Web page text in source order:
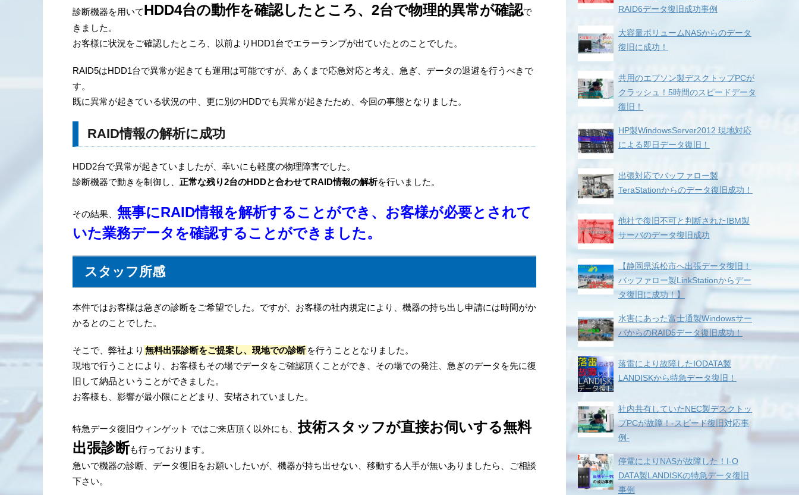
診断機器を用いてHDD4台の動作を確認したところ、2台で物理的異常が確認で
きました。
お客様に状況をご確認したところ、以前よりHDD1台でエラーランプが出ていたとのことでした。
RAID5はHDD1台で異常が起きても運用は可能ですが、あくまで応急対応と考え、急ぎ、データの退避を行うべきで
す。
既に異常が起きている状況の中、更に別のHDDでも異常が起きたため、今回の事態となりました。
RAID情報の解析に成功
HDD2台で異常が起きていましたが、幸いにも軽度の物理障害でした。
診断機器で動きを制御し、 正常な残り2台のHDDと合わせてRAID情報の解析を行いました。
その結果、 無事にRAID情報を解析することができ、お客様が必要とされて
いた業務データを確認することができました。
スタッフ所感
本件ではお客様は急ぎの診断をご希望でした。ですが、お客様の社内規定により、機器の持ち出し申請には時間がか
かるとのことでした。
そこで、弊社より 無料出張診断をご提案し、現地での診断 を行うこととなりました。
現地で行うことにより、お客様もその場でデータをご確認頂くことができ、その場での発注、急ぎのデータを先に復
旧して納品ということができました。
お客様も、影響が最小限にとどまり、安堵されていました。
特急データ復旧ウィンゲット ではご来店頂く以外にも、技術スタッフが直接お伺いする無料
出張診断も行っております。
急いで機器の診断、データ復旧をお願いしたいが、機器が持ち出せない、移動する人手が無いありましたら、ご相談
下さい。
RAID6データ復旧成功事例
大容量ボリュームNASからのデータ
復旧に成功！
共用のエプソン製デスクトップPCが
クラッシュ！5時間のスピードデータ
復旧！
HP製WindowsServer2012 現地対応
による即日データ復旧！
出張対応でバッファロー製
TeraStationからのデータ復旧成功！
他社で復旧不可と判断されたIBM製
サーバのデータ復旧成功
【静岡県浜松市へ出張データ復旧！
バッファロー製LinkStationからデー
タ復旧に成功！】
水害にあった富士通製Windowsサー
バからのRAID5データ復旧成功！
落雷により故障したIODATA製
LANDISKから特急データ復旧！
社内共有していたNEC製デスクトッ
プPCが故障！-スピード復旧対応事
例-
停電によりNASが故障した！I-O
DATA製LANDISKの特急データ復旧
事例